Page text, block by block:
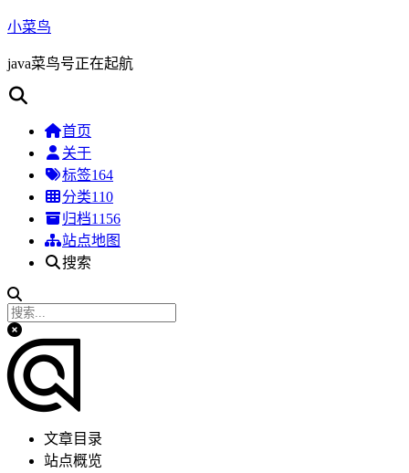
小菜鸟
java菜鸟号正在起航
首页
关于
标签164
分类110
归档1156
站点地图
搜索
文章目录
站点概览